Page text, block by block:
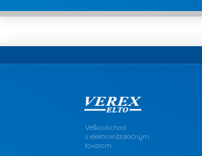
Veľkoobchod
s elektroinštalačným
tovarom.